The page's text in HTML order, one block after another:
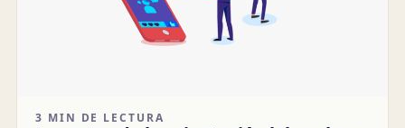
3 MIN DE LECTURA